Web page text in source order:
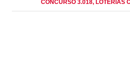
CONCURSO 3.018, LOTERIAS